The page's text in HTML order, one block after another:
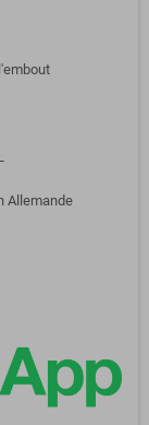
Allemande